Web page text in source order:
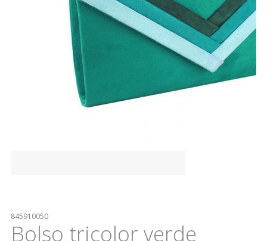
845910050
Bolso tricolor verde